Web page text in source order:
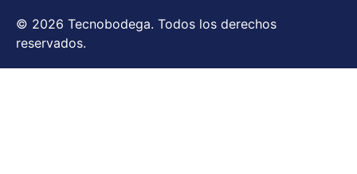
© 2026 Tecnobodega. Todos los derechos
reservados.